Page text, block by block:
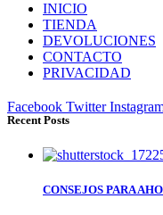
INICIO
TIENDA
DEVOLUCIONES
CONTACTO
PRIVACIDAD
Facebook Twitter
Recent Posts
CONSEJOS PARA